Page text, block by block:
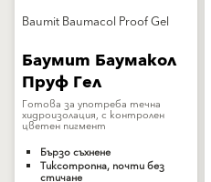
Baumit Baumacol Proof Gel
Баумит Баумакол
Пруф Гел
Готова за употреба течна
хидроизолация, с контролен
цветен пигмент
Бързо съхнене
Тиксотропна, почти без
стичане